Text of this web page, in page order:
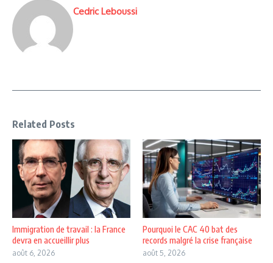
Cedric Leboussi
Related Posts
Immigration de travail : la France
devra en accueillir plus
août 6, 2026
Pourquoi le CAC 40 bat des
records malgré la crise française
août 5, 2026